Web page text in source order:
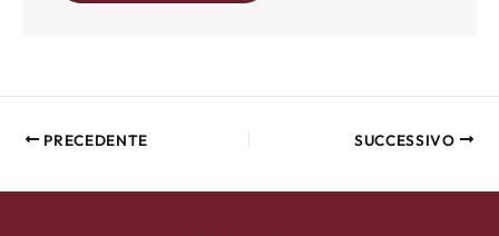
PRECEDENTE SUCCESSIVO